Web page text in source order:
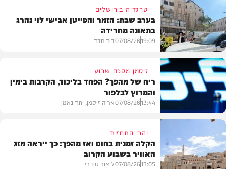
בארץ
טרגדיה בירושלים
בערב שבת: הזמר והפייטן אבישי לוי נהרג
בתאונה מחרידה
19:09
07/08/26דוד חדד
פוליטי
זיסמן מסכם שבוע
ריח של מהפך? הפחד בליכוד, הקרבות בימין
והמרוץ לבלפור
13:44
07/08/26אריה זיסמן, יתד נאמן
והרי התחזית
הקלה זמנית בחום ואז מהפך: כך ייראה מזג
האוויר בשבוע הקרוב
13:05
07/08/26ליאור סודרי